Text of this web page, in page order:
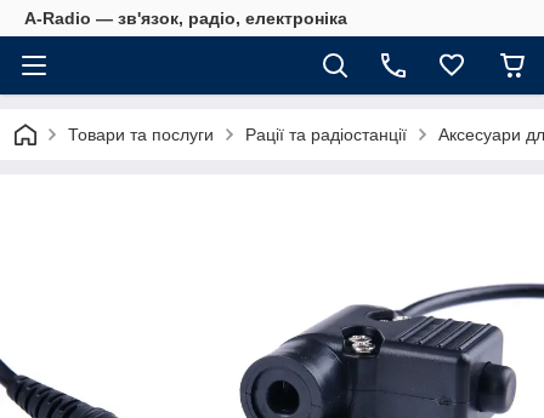
A-Radio — зв'язок, радіо, електроніка
Товари та послуги Рації та радіостанції Аксесуари